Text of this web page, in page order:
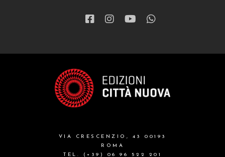
VIA CRESCENZIO, 43 00193
ROMA
TEL. (+39) 06 96 522 201